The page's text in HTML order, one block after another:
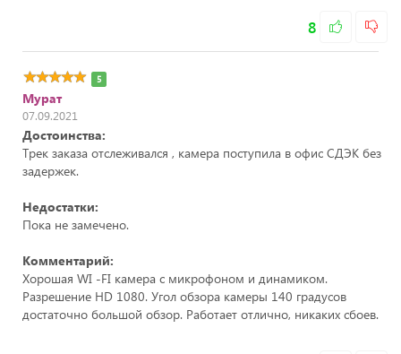
8
5
Мурат
07.09.2021
Достоинства:
Трек заказа отслеживался , камера поступила в офис СДЭК без
задержек.
Недостатки:
Пока не замечено.
Комментарий:
Хорошая WI -FI камера с микрофоном и динамиком.
Разрешение HD 1080. Угол обзора камеры 140 градусов
достаточно большой обзор. Работает отлично, никаких сбоев.